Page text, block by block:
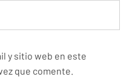
y sitio web en este
que comente.